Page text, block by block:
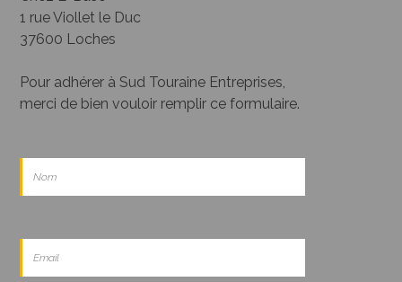
1 rue Viollet le Duc
37600 Loches
Pour adhérer à Sud Touraine Entreprises,
merci de bien vouloir remplir ce formulaire.